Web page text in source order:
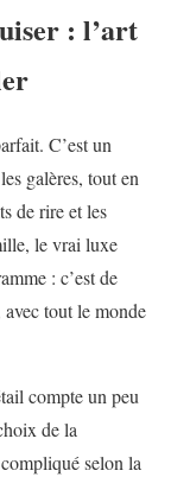
: l’art
C’est un
galères, tout en
de rire et les
le vrai luxe
: c’est de
tout le monde
compte un peu
de la
selon la